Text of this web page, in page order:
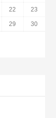
22 23
29 30